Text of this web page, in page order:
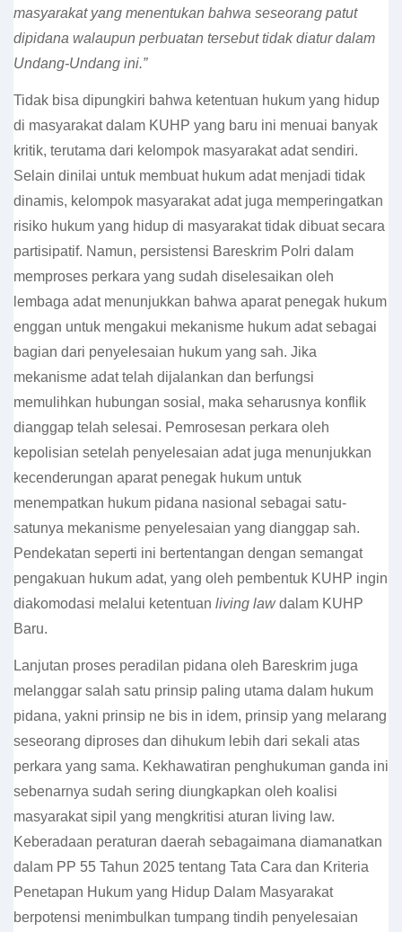
masyarakat yang menentukan bahwa seseorang patut
dipidana walaupun perbuatan tersebut tidak diatur dalam
Undang-Undang ini.”
Tidak bisa dipungkiri bahwa ketentuan hukum yang hidup
di masyarakat dalam KUHP yang baru ini menuai banyak
kritik, terutama dari kelompok masyarakat adat sendiri.
Selain dinilai untuk membuat hukum adat menjadi tidak
dinamis, kelompok masyarakat adat juga memperingatkan
risiko hukum yang hidup di masyarakat tidak dibuat secara
partisipatif. Namun, persistensi Bareskrim Polri dalam
memproses perkara yang sudah diselesaikan oleh
lembaga adat menunjukkan bahwa aparat penegak hukum
enggan untuk mengakui mekanisme hukum adat sebagai
bagian dari penyelesaian hukum yang sah. Jika
mekanisme adat telah dijalankan dan berfungsi
memulihkan hubungan sosial, maka seharusnya konflik
dianggap telah selesai. Pemrosesan perkara oleh
kepolisian setelah penyelesaian adat juga menunjukkan
kecenderungan aparat penegak hukum untuk
menempatkan hukum pidana nasional sebagai satu-
satunya mekanisme penyelesaian yang dianggap sah.
Pendekatan seperti ini bertentangan dengan semangat
pengakuan hukum adat, yang oleh pembentuk KUHP ingin
diakomodasi melalui ketentuan living lawdalam KUHP
Baru.
Lanjutan proses peradilan pidana oleh Bareskrim juga
melanggar salah satu prinsip paling utama dalam hukum
pidana, yakni prinsip ne bis in idem, prinsip yang melarang
seseorang diproses dan dihukum lebih dari sekali atas
perkara yang sama. Kekhawatiran penghukuman ganda ini
sebenarnya sudah sering diungkapkan oleh koalisi
masyarakat sipil yang mengkritisi aturan living law.
Keberadaan peraturan daerah sebagaimana diamanatkan
dalam PP 55 Tahun 2025 tentang Tata Cara dan Kriteria
Penetapan Hukum yang Hidup Dalam Masyarakat
berpotensi menimbulkan tumpang tindih penyelesaian